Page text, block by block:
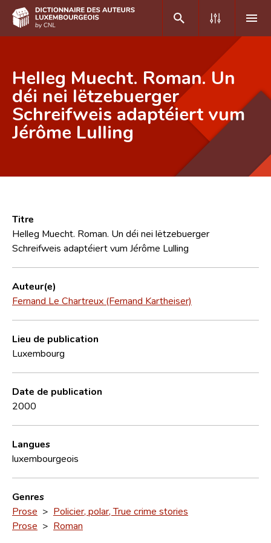
DE FR
Accueil
Auteur(e)s A-Z
Équipe scientifique
Helleg Muecht. Roman. Un
déi nei lëtzebuerger
Schreifweis adaptéiert vum
Jérôme Lulling
Titre
Helleg Muecht. Roman. Un déi nei lëtzebuerger
Schreifweis adaptéiert vum Jérôme Lulling
Auteur(e)
Fernand Le Chartreux (Fernand Kartheiser)
Lieu de publication
Luxembourg
Date de publication
2000
Langues
luxembourgeois
Genres
Prose > Policier, polar, True crime stories
Prose > Roman